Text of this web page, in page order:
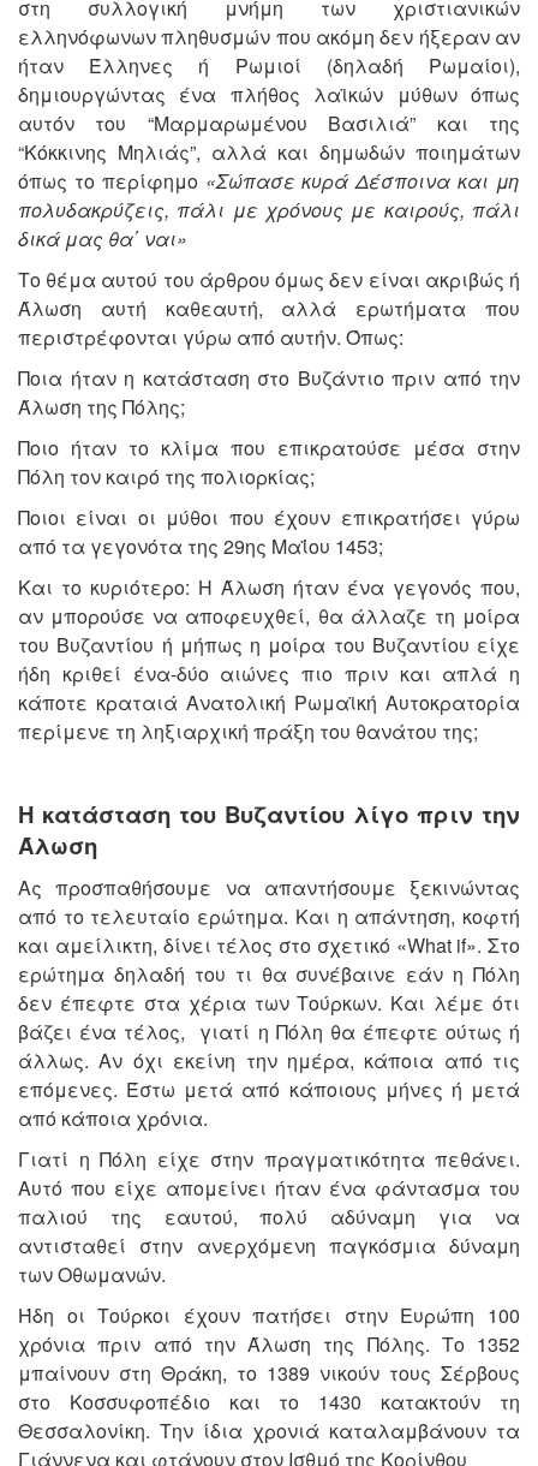
στη συλλογική μνήμη των χριστιανικών
ελληνόφωνων πληθυσμών που ακόμη δεν ήξεραν αν
ήταν Έλληνες ή Ρωμιοί (δηλαδή Ρωμαίοι),
δημιουργώντας ένα πλήθος λαϊκών μύθων όπως
αυτόν του “Μαρμαρωμένου Βασιλιά” και της
“Κόκκινης Μηλιάς”, αλλά και δημωδών ποιημάτων
όπως το περίφημο «Σώπασε κυρά Δέσποινα και μη
πολυδακρύζεις, πάλι με χρόνους με καιρούς, πάλι
δικά μας θα΄ ναι»
Το θέμα αυτού του άρθρου όμως δεν είναι ακριβώς ή
Άλωση αυτή καθεαυτή, αλλά ερωτήματα που
περιστρέφονται γύρω από αυτήν. Όπως:
Ποια ήταν η κατάσταση στο Βυζάντιο πριν από την
Άλωση της Πόλης;
Ποιο ήταν το κλίμα που επικρατούσε μέσα στην
Πόλη τον καιρό της πολιορκίας;
Ποιοι είναι οι μύθοι που έχουν επικρατήσει γύρω
από τα γεγονότα της 29ης Μαΐου 1453;
Και το κυριότερο: Η Άλωση ήταν ένα γεγονός που,
αν μπορούσε να αποφευχθεί, θα άλλαζε τη μοίρα
του Βυζαντίου ή μήπως η μοίρα του Βυζαντίου είχε
ήδη κριθεί ένα-δύο αιώνες πιο πριν και απλά η
κάποτε κραταιά Ανατολική Ρωμαϊκή Αυτοκρατορία
περίμενε τη ληξιαρχική πράξη του θανάτου της;
Η κατάσταση του Βυζαντίου λίγο πριν την
Άλωση
Ας προσπαθήσουμε να απαντήσουμε ξεκινώντας
από το τελευταίο ερώτημα. Και η απάντηση, κοφτή
και αμείλικτη, δίνει τέλος στο σχετικό «What if». Στο
ερώτημα δηλαδή του τι θα συνέβαινε εάν η Πόλη
δεν έπεφτε στα χέρια των Τούρκων. Και λέμε ότι
βάζει ένα τέλος, γιατί η Πόλη θα έπεφτε ούτως ή
άλλως. Αν όχι εκείνη την ημέρα, κάποια από τις
επόμενες. Έστω μετά από κάποιους μήνες ή μετά
από κάποια χρόνια.
Γιατί η Πόλη είχε στην πραγματικότητα πεθάνει.
Αυτό που είχε απομείνει ήταν ένα φάντασμα του
παλιού της εαυτού, πολύ αδύναμη για να
αντισταθεί στην ανερχόμενη παγκόσμια δύναμη
των Οθωμανών.
Ήδη οι Τούρκοι έχουν πατήσει στην Ευρώπη 100
χρόνια πριν από την Άλωση της Πόλης. Το 1352
μπαίνουν στη Θράκη, το 1389 νικούν τους Σέρβους
στο Κοσσυφοπέδιο και το 1430 κατακτούν τη
Θεσσαλονίκη. Την ίδια χρονιά καταλαμβάνουν τα
Γιάννενα και φτάνουν στον Ισθμό της Κορίνθου